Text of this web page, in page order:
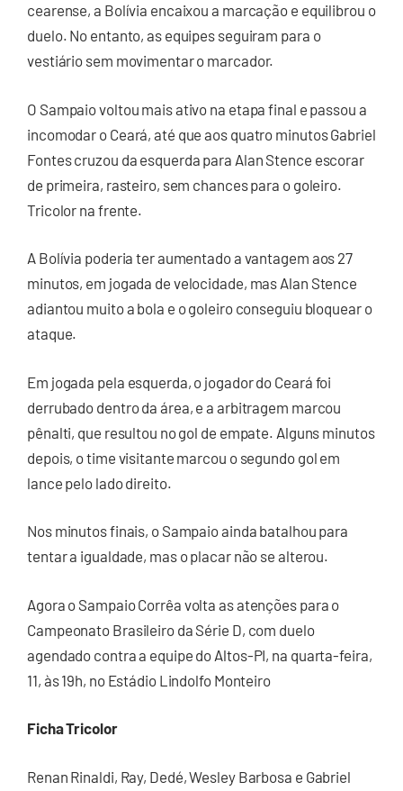
cearense, a Bolívia encaixou a marcação e equilibrou o
duelo. No entanto, as equipes seguiram para o
vestiário sem movimentar o marcador.
O Sampaio voltou mais ativo na etapa final e passou a
incomodar o Ceará, até que aos quatro minutos Gabriel
Fontes cruzou da esquerda para Alan Stence escorar
de primeira, rasteiro, sem chances para o goleiro.
Tricolor na frente.
A Bolívia poderia ter aumentado a vantagem aos 27
minutos, em jogada de velocidade, mas Alan Stence
adiantou muito a bola e o goleiro conseguiu bloquear o
ataque.
Em jogada pela esquerda, o jogador do Ceará foi
derrubado dentro da área, e a arbitragem marcou
pênalti, que resultou no gol de empate. Alguns minutos
depois, o time visitante marcou o segundo gol em
lance pelo lado direito.
Nos minutos finais, o Sampaio ainda batalhou para
tentar a igualdade, mas o placar não se alterou.
Agora o Sampaio Corrêa volta as atenções para o
Campeonato Brasileiro da Série D, com duelo
agendado contra a equipe do Altos-PI, na quarta-feira,
11, às 19h, no Estádio Lindolfo Monteiro
Ficha Tricolor
Renan Rinaldi, Ray, Dedé, Wesley Barbosa e Gabriel